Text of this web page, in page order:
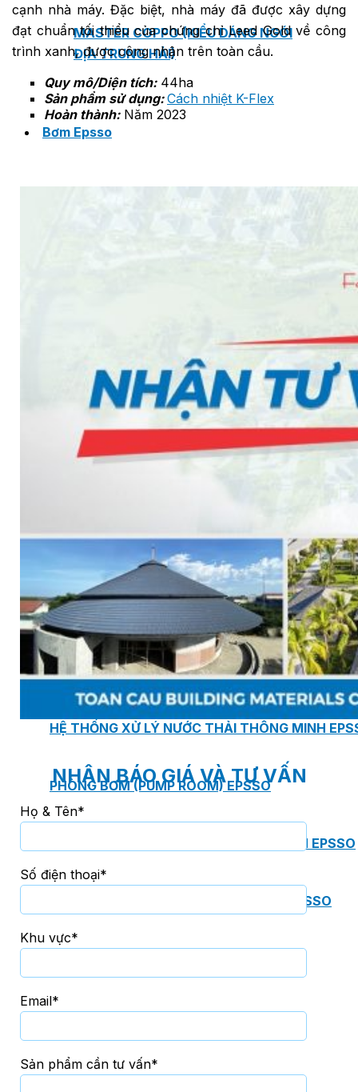
MASTER COPPO (KIỂU DÁNG NGÓI
ĐỊA TRUNG HẢI)
Bơm Epsso
HỆ THỐNG BƠM TĂNG ÁP EPSSO
BƠM TRỤC ĐỨNG ĐƠN TẦNG CÁNH INLINE DP
BƠM TRỤC NGANG ĐA TẦNG CÁNH EPSSO
BƠM TRỤC NGANG RỜI TRỤC DSV EPSSO
HỆ THỐNG BƠM NÂNG NƯỚC THẢI VỆ SINH
HỆ THỐNG CẤP NƯỚC UỐNG EPSSO
HỆ THỐNG TÁCH DẦU NƯỚC THẢI EPSSO
HỆ THỐNG XỬ LÝ NƯỚC THẢI THÔNG MINH
PHÒNG BƠM (PUMP ROOM) EPSSO
TRẠM BƠM TÍCH HỢP SẴN THÔNG MINH EPSSO
HỆ THỐNG BƠM PCCC NGUYÊN CỤM EPSSO
cạnh nhà máy. Đặc biệt, nhà máy đã được xây dựng
đạt chuẩn tối thiểu của chứng chỉ Leed Gold về công
trình xanh, được công nhận trên toàn cầu.
Quy mô/Diện tích:44ha
Sản phẩm sử dụng:Cách nhiệt K-Flex
Hoàn thành:Năm 2023
NHẬN BÁO GIÁ VÀ TƯ VẤN
Họ & Tên*
Số điện thoại*
Khu vực*
Email*
Sản phẩm cần tư vấn*